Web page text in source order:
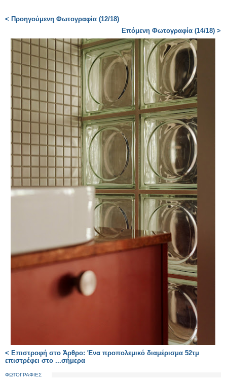
< Προηγούμενη Φωτογραφία (12/18)
Επόμενη Φωτογραφία (14/18) >
< Επιστροφή στο Άρθρο: Ένα προπολεμικό διαμέρισμα 52τμ
επιστρέφει στο ...σήμερα
ΦΩΤΟΓΡΑΦΙΕΣ